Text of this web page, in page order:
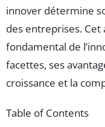
innover détermine
des entreprises.
fondamental de
facettes, ses
croissance et la
Table of Contents